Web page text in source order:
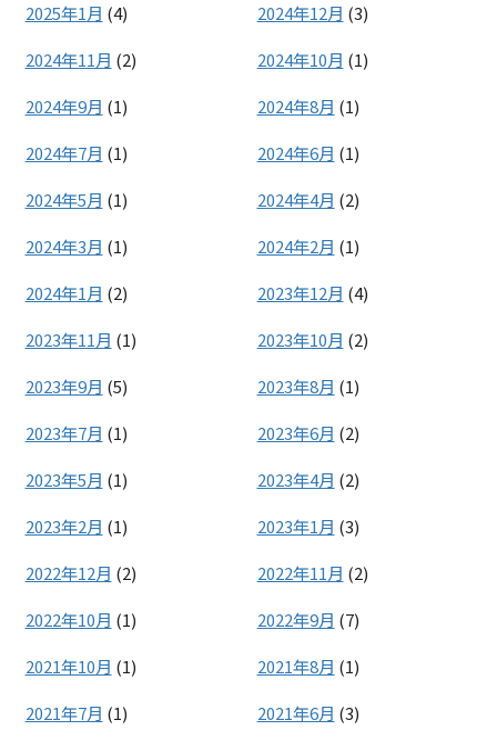
2025年1月 (4) 2024年12月 (3)
2024年11月 (2) 2024年10月 (1)
2024年9月 (1) 2024年8月 (1)
2024年7月 (1) 2024年6月 (1)
2024年5月 (1) 2024年4月 (2)
2024年3月 (1) 2024年2月 (1)
2024年1月 (2) 2023年12月 (4)
2023年11月 (1) 2023年10月 (2)
2023年9月 (5) 2023年8月 (1)
2023年7月 (1) 2023年6月 (2)
2023年5月 (1) 2023年4月 (2)
2023年2月 (1) 2023年1月 (3)
2022年12月 (2) 2022年11月 (2)
2022年10月 (1) 2022年9月 (7)
2021年10月 (1) 2021年8月 (1)
2021年7月 (1) 2021年6月 (3)